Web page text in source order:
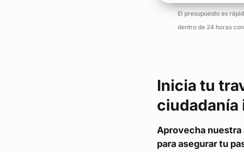
El presupuesto es
dentro de 24 horas
Inicia tu
ciudadanía
Aprovecha
para asegurar tu